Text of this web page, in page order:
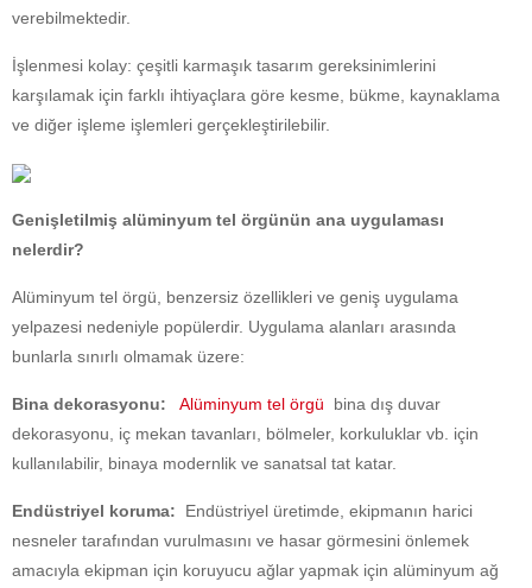
verebilmektedir.
İşlenmesi kolay: çeşitli karmaşık tasarım gereksinimlerini
karşılamak için farklı ihtiyaçlara göre kesme, bükme, kaynaklama
ve diğer işleme işlemleri gerçekleştirilebilir.
Genişletilmiş alüminyum tel örgünün ana uygulaması
nelerdir?
Alüminyum tel örgü, benzersiz özellikleri ve geniş uygulama
yelpazesi nedeniyle popülerdir. Uygulama alanları arasında
bunlarla sınırlı olmamak üzere:
Bina dekorasyonu: Alüminyum tel örgü
bina dış duvar
dekorasyonu, iç mekan tavanları, bölmeler, korkuluklar vb. için
kullanılabilir, binaya modernlik ve sanatsal tat katar.
Endüstriyel koruma:
Endüstriyel üretimde, ekipmanın harici
nesneler tarafından vurulmasını ve hasar görmesini önlemek
amacıyla ekipman için koruyucu ağlar yapmak için alüminyum ağ